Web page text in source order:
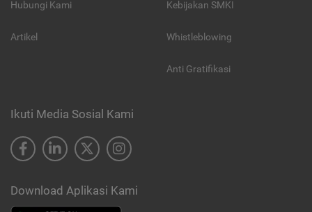
Hubungi Kami
Artikel
Kebijakan SMKI
Whistleblowing
Anti Gratifikasi
Ikuti Media Sosial Kami
Download Aplikasi Kami